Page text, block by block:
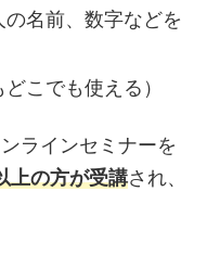
名前、数字などを
こでも使える）
ラインセミナーを
上の方が受講され、